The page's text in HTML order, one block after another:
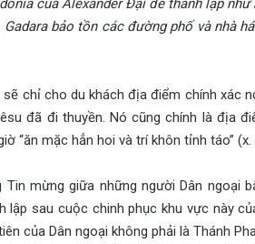
của Alexander Đại đế thành lập
bảo tồn các đường phố và nhà
chỉ cho du khách địa điểm chính xác
đã đi thuyền. Nó cũng chính là địa
“ăn mặc hẳn hoi và trí khôn tỉnh táo” (x.
mừng giữa những người Dân ngoại
sau cuộc chinh phục khu vực này
của Dân ngoại không phải là Thánh